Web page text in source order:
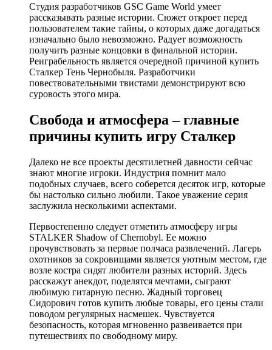
Студия разработчиков GSC Game World умеет
рассказывать разные истории. Сюжет откроет перед
пользователем такие тайны, о которых даже догадаться
изначально было невозможно. Радует возможность
получить разные концовки в финальной истории.
Реиграбельность является очередной причиной купить
Сталкер Тень Чернобыля. Разработчики
повествовательными твистами демонстрируют всю
суровость этого мира.
Свобода и атмосфера – главные
причины купить игру Сталкер
Далеко не все проекты десятилетней давности сейчас
знают многие игроки. Индустрия помнит мало
подобных случаев, всего соберется десяток игр, которые
бы настолько сильно любили. Такое уважение серия
заслужила несколькими аспектами.
Первостепенно следует отметить атмосферу игры
STALKER Shadow of Chernobyl. Ее можно
прочувствовать за первые полчаса развлечений. Лагерь
охотников за сокровищами является уютным местом, где
возле костра сидят любители разных историй. Здесь
расскажут анекдот, поделятся мечтами, сыграют
любимую гитарную песню. Жадный торговец
Сидорович готов купить любые товары, его цены стали
поводом регулярных насмешек. Чувствуется
безопасность, которая мгновенно развеивается при
путешествиях по свободному миру.